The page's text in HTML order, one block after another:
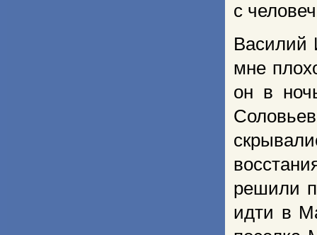
с
Василий
мне
он в
решили
идти в